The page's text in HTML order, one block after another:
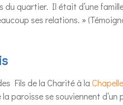
quartier. Il était d’une
ses relations. »
Fils de la Charité à la
paroisse se souviennent